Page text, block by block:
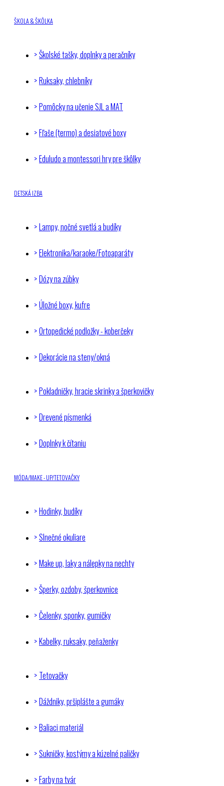
ŠKOLA & ŠKÔLKA
Školské tašky, doplnky a peračníky
Ruksaky, chlebníky
Pomôcky na učenie SJL a MAT
Fľaše (termo) a desiatové boxy
Eduludo a montessori hry pre škôlky
DETSKÁ IZBA
Lampy, nočné svetlá a budíky
Elektronika/karaoke/Fotoaparáty
Dózy na zúbky
Úložné boxy, kufre
Ortopedické podložky - koberčeky
Dekorácie na steny/okná
Pokladničky, hracie skrinky a šperkovičky
Drevené písmenká
Doplnky k čítaniu
MÓDA/MAKE - UP/TETOVAČKY
Hodinky, budíky
Slnečné okuliare
Make up, laky a nálepky na nechty
Šperky, ozdoby, šperkovnice
Čelenky, sponky, gumičky
Kabelky, ruksaky, peňaženky
Tetovačky
Dáždniky, pršiplášte a gumáky
Baliaci materiál
Sukničky, kostýmy a kúzelné paličky
Farby na tvár